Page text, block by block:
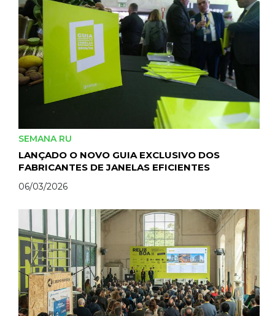
SEMANA RU
LANÇADO O NOVO GUIA EXCLUSIVO DOS
FABRICANTES DE JANELAS EFICIENTES
06/03/2026